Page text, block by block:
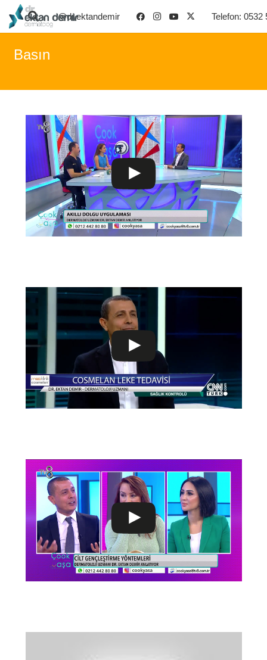
@dr.ektandemir Telefon: 0532
Basın